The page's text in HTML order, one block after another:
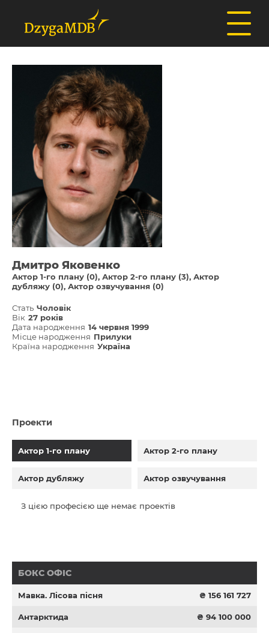
Дмитро Яковенко
Актор 1-го плану (0) Актор 2-го плану (3) Актор
дубляжу (0) Актор озвучування (0)
Стать Чоловік
Вік 27 років
Дата народження 14 червня 1999
Місце народження Прилуки
Країна народження Україна
Проекти
Актор 1-го плану Актор 2-го плану
Актор дубляжу Актор озвучування
З цією професією ще немає проектів
БОКС ОФІС
Мавка. Лісова пісня ₴ 156 161 727
Антарктида ₴ 94 100 000